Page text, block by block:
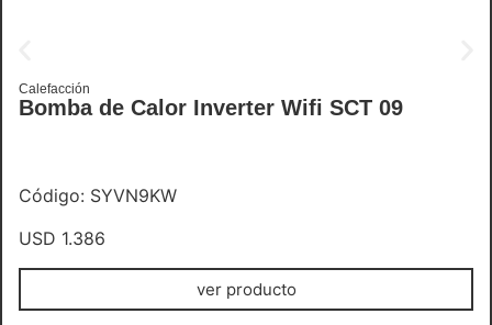
Calefacción
Bomba de Calor Inverter Wifi SCT 09
Código: SYVN9KW
USD 1.386
ver producto